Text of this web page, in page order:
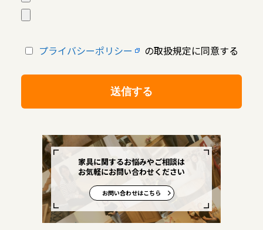
プライバシーポリシー の取扱規定に同意する
家具に関するお悩みやご相談は
お気軽にお問い合わせください
お問い合わせはこちら